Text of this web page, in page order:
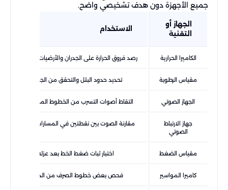
جميع الأجهزة دون هدف تشخيصي واضح.
الجهاز أو
التقنية
الاستخدام
الكاميرا الحرارية رصد فروق الحرارة على الجدران والأرضيات والأسقف
مقياس الرطوبة تحديد حدود البلل والتحقق من الجفاف
الجهاز الصوتي التقاط أصوات التسرب من الخطوط المضغوطة
جهاز الارتباط
الصوتي
مقارنة الصوت بين نقطتين في المسارات الأطول
مقياس الضغط اختبار ثبات ضغط الخط بعد عزله
كاميرا المواسير فحص بعض خطوط الصرف من الداخل